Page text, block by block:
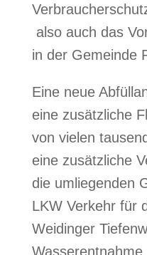
also auch das
in der Gemeinde
Eine neue
eine zusätzliche
von vielen
eine zusätzliche
die umliegenden
LKW Verkehr für
Weidinger